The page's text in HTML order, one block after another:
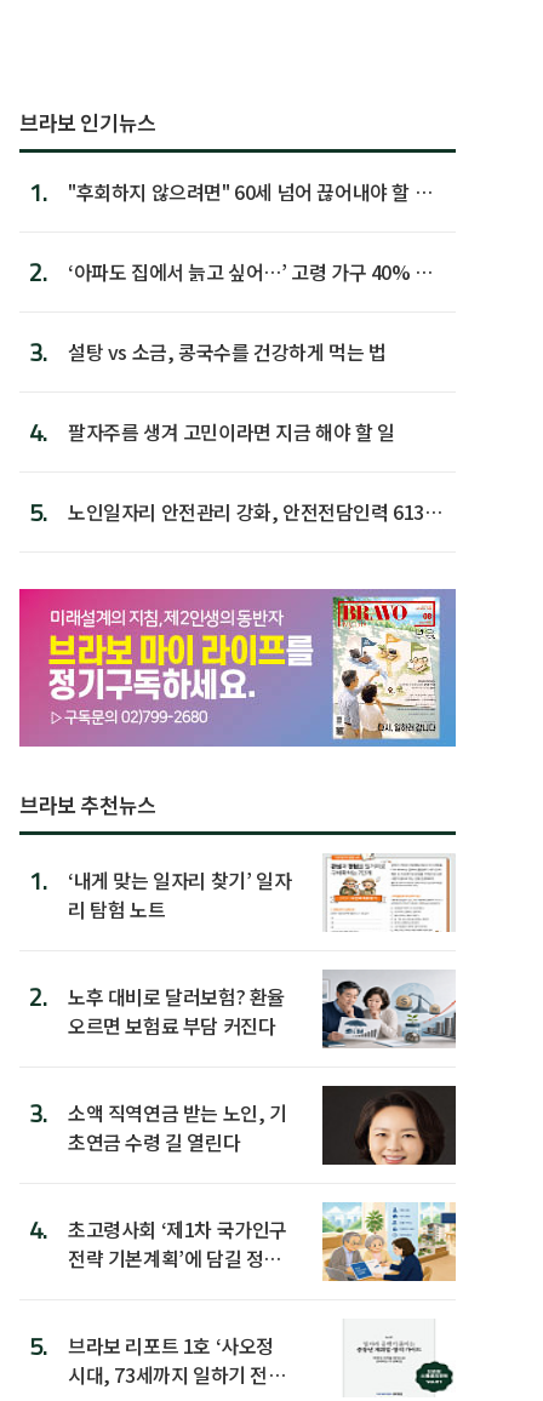
브라보 인기뉴스
1.
"후회하지 않으려면" 60세 넘어 끊어내야 할 사
2.
‘아파도 집에서 늙고 싶어…’ 고령 가구 40% 노
3. 설탕 vs 소금, 콩국수를 건강하게 먹는 법
4. 팔자주름 생겨 고민이라면 지금 해야 할 일
5.
노인일자리 안전관리 강화, 안전전담인력 613명
브라보 추천뉴스
1.
‘내게 맞는 일자리 찾기’ 일자
리 탐험 노트
2.
노후 대비로 달러보험? 환율
오르면 보험료 부담 커진다
3.
소액 직역연금 받는 노인, 기
초연금 수령 길 열린다
4.
초고령사회 ‘제1차 국가인구
전략 기본계획’에 담길 정책
5.
브라보 리포트 1호 ‘사오정
시대, 73세까지 일하기 전략’